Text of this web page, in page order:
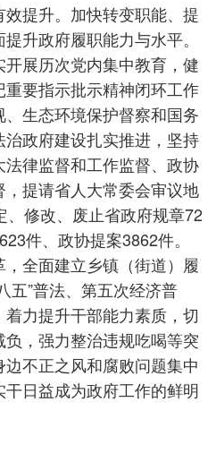
提升。加快转变职能、提
升政府履职能力与水平。
展历次党内集中教育，健
要指示批示精神闭环工作
生态环境保护督察和国务
政府建设扎实推进，坚持
律监督和工作监督、政协
提请省人大常委会审议地
修改、废止省政府规章72
件、政协提案3862件。
全面建立乡镇（街道）履
五”普法、第五次经济普
力提升干部能力素质，切
，强力整治违规吃喝等突
不正之风和腐败问题集中
日益成为政府工作的鲜明